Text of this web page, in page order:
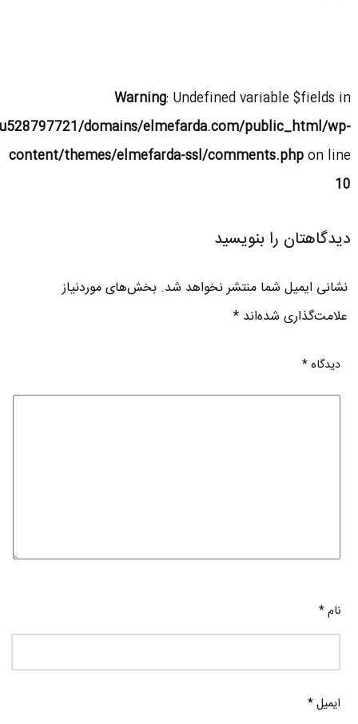
Warning: Undefined variable $fields in
domains/elmefarda.com/public_html/wp-
content/themes/elmefarda-ssl/comments.phpon line
10
دیدگاهتان را بنویسید
نشانی ایمیل شما منتشر نخواهد شد. بخش‌های موردنیاز
علامت‌گذاری شده‌اند*
دیدگاه*
نام*
ایمیل*